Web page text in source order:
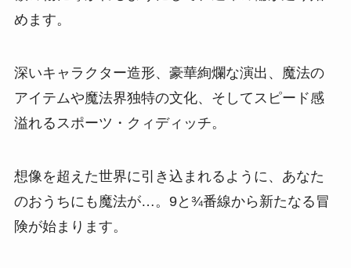
めます。
深いキャラクター造形、豪華絢爛な演出、魔法の
アイテムや魔法界独特の文化、そしてスピード感
溢れるスポーツ・クィディッチ。
想像を超えた世界に引き込まれるように、あなた
のおうちにも魔法が…。9と¾番線から新たなる冒
険が始まります。